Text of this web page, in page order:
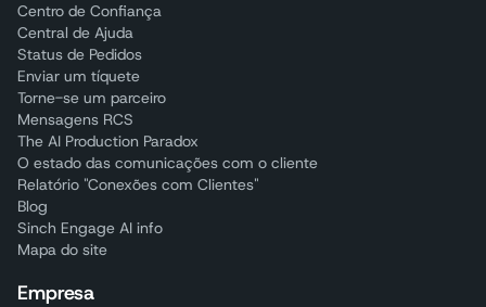
Centro de Confiança
Central de Ajuda
Status de Pedidos
Enviar um tíquete
Torne-se um parceiro
Mensagens RCS
The AI Production Paradox
O estado das comunicações com o cliente
Relatório "Conexões com Clientes"
Blog
Sinch Engage AI info
Mapa do site
Empresa